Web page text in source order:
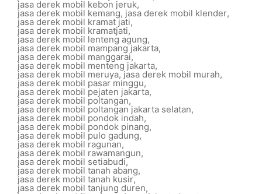
jasa derek mobil kebon jeruk,
jasa derek mobil kemang, jasa derek mobil klender,
jasa derek mobil kramat jati,
jasa derek mobil kramatjati,
jasa derek mobil lenteng agung,
jasa derek mobil mampang jakarta,
jasa derek mobil manggarai,
jasa derek mobil menteng jakarta,
jasa derek mobil meruya,jasa derek mobil murah,
jasa derek mobil pasar minggu,
jasa derek mobil pejaten jakarta,
jasa derek mobil poltangan,
jasa derek mobil poltangan jakarta selatan,
jasa derek mobil pondok indah,
jasa derek mobil pondok pinang,
jasa derek mobil pulo gadung,
jasa derek mobil ragunan,
jasa derek mobil rawamangun,
jasa derek mobil setiabudi,
jasa derek mobil tanah abang,
jasa derek mobil tanah kusir,
jasa derek mobil tanjung duren,